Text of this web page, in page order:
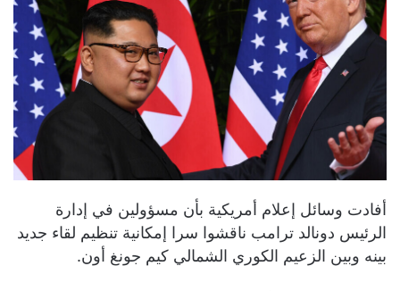
أفادت وسائل إعلام أمريكية بأن مسؤولين في إدارة
الرئيس دونالد ترامب ناقشوا سرا إمكانية تنظيم لقاء جديد
بينه وبين الزعيم الكوري الشمالي كيم جونغ أون.